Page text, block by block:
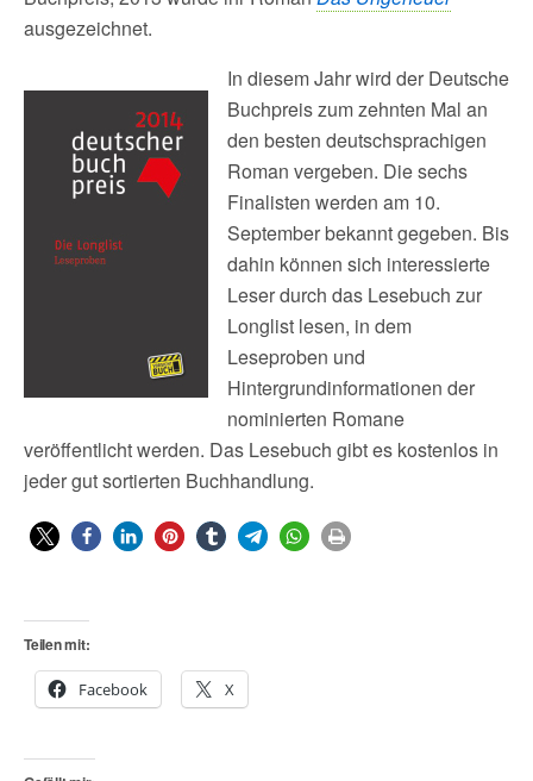
ausgezeichnet.
In diesem Jahr wird der Deutsche
Buchpreis zum zehnten Mal an
den besten deutschsprachigen
Roman vergeben. Die sechs
Finalisten werden am 10.
September bekannt gegeben. Bis
dahin können sich interessierte
Leser durch das Lesebuch zur
Longlist lesen, in dem
Leseproben und
Hintergrundinformationen der
nominierten Romane
veröffentlicht werden. Das Lesebuch gibt es kostenlos in
jeder gut sortierten Buchhandlung.
Teilen mit:
Facebook X